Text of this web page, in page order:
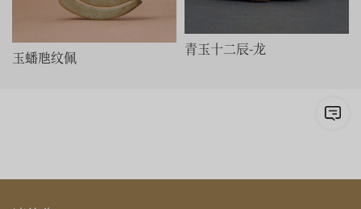
玉蟠虺纹佩 青玉十二辰-龙